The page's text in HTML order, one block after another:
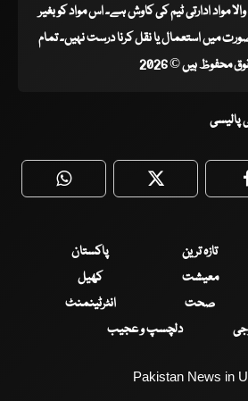
مواد ادارتی ٹیم کی کاوش ہے۔ اس مواد کو بغیر
میں استعمال یا نقل کرنا درست نہیں۔ تمام
محفوظ ہیں © 2026
پالیسی
WhatsApp Twitter
تازہ ترین
پاکستان
معیشت
کھیل
صحت
انٹرٹینمنٹ
دلچسپ و عجیب
Pakistan News in